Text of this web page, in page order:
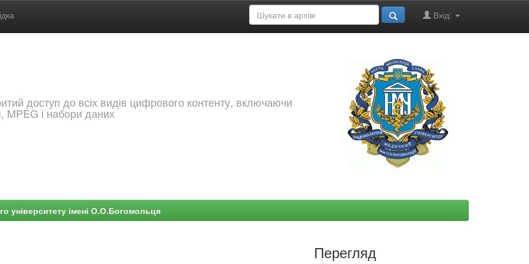
Вхід:
доступ до всіх видів цифрового контенту, включаючи
MPEG і набори даних
університету імені О.О.Богомольця
Перегляд